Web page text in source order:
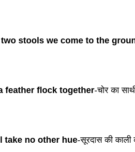
stools we come to the
feather flock together-चोर का
take no other hue-सूरदास की काली